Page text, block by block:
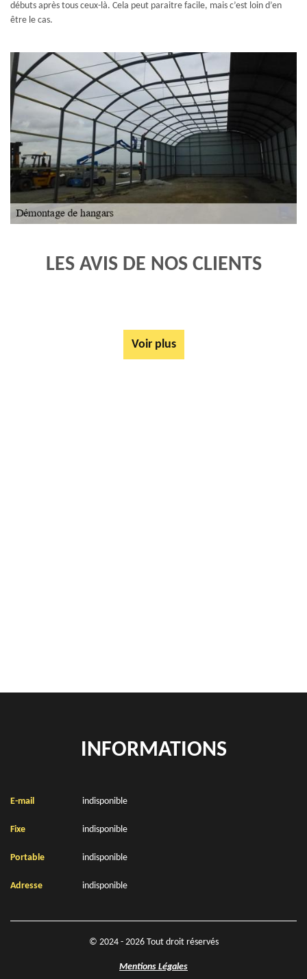
débuts après tous ceux-là. Cela peut paraitre facile, mais c’est loin d’en
être le cas.
LES AVIS DE NOS CLIENTS
Voir plus
INFORMATIONS
E-mail indisponible
Fixe indisponible
Portable indisponible
Adresse indisponible
© 2024 - 2026 Tout droit réservés
Mentions Légales